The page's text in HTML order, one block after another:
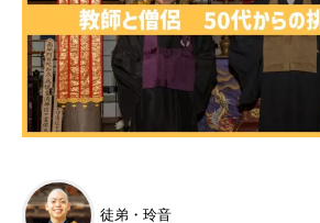
徒弟・玲音